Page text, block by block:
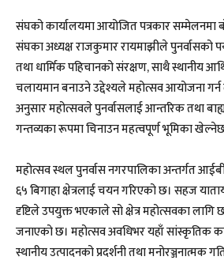
संघको कार्यालयमा आयोजित पत्रकार सम्मेलनमा
संघका अध्यक्ष राजकुमार रायमाझीले पुनर्वासको
तथा धार्मिक पहिचानको संरक्षण, साथै स्थानीय
चलायमान बनाउने उद्देश्यले महोत्सव आयोजना
अनुसार महोत्सवले पुनर्वासलाई आन्तरिक तथा
गन्तव्यका रूपमा चिनाउन महत्वपूर्ण भूमिका
महोत्सव स्थल पुनर्वास नगरपालिका अन्तर्गत
६५ बिगाहा क्षेत्रलाई चयन गरिएको छ। सहज
दृष्टिले उपयुक्त भएकाले सो क्षेत्र महोत्सवका
जनाएको छ। महोत्सव अवधिभर यहाँ सांस्कृतिक
स्थानीय उत्पादनको प्रदर्शनी तथा मनोरञ्जनात्मक